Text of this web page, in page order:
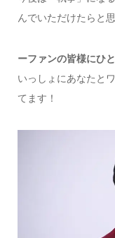
んでいただけたらと
ーファンの皆様にひ
いっしょにあなたと
てます！